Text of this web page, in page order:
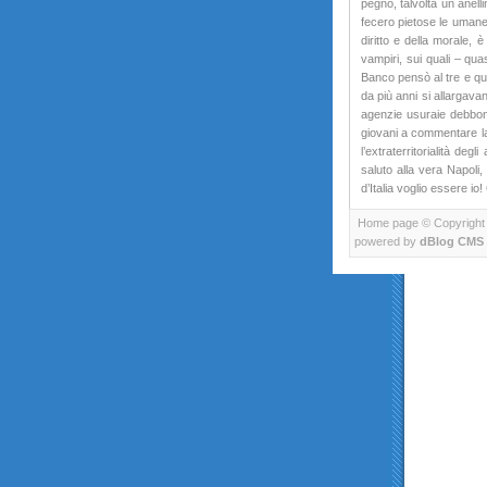
pegno, talvolta un
fecero pietose le
diritto e della morale,
vampiri, sui quali –
Banco pensò al tre e
da più anni si
agenzie usuraie
giovani a commentare
l’extraterritorialità
saluto alla vera
d’Italia voglio essere
Home page © Copyright
powered by dBlog CMS